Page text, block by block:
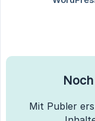
Mit Publer